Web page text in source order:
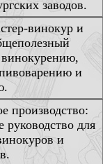
заводов.
винокур и
и
производство:
руководство для
и